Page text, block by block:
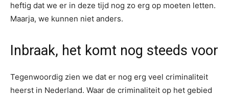
heftig dat we er in deze tijd nog zo erg op moeten letten.
Maarja, we kunnen niet anders.
Inbraak, het komt nog steeds voor
Tegenwoordig zien we dat er nog erg veel criminaliteit
heerst in Nederland. Waar de criminaliteit op het gebied